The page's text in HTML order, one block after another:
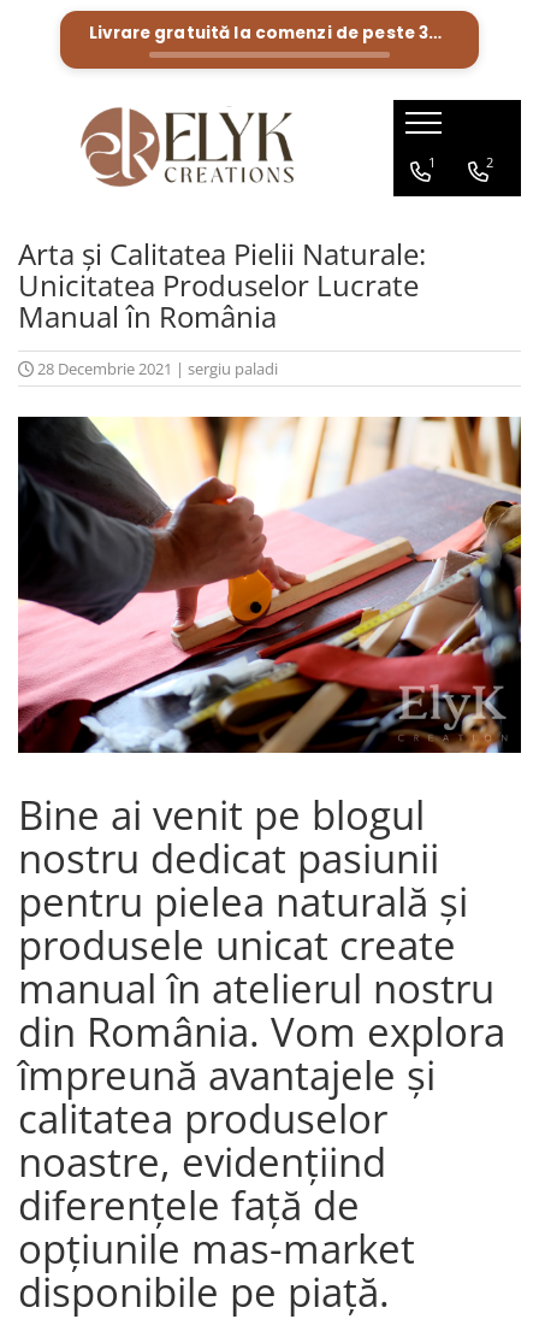
Portofele barbati
Bratari Piele
Genti femei
Portofele femei
Livrare gratuită la comenzi de peste300 Lei
1 2
Arta și Calitatea Pielii Naturale:
Unicitatea Produselor Lucrate
Manual în România
28 Decembrie 2021 | sergiu paladi
Bine ai venit pe blogul
nostru dedicat pasiunii
pentru pielea naturală și
produsele unicat create
manual în atelierul nostru
din România. Vom explora
împreună avantajele și
calitatea produselor
noastre, evidențiind
diferențele față de
opțiunile mas-market
disponibile pe piață.